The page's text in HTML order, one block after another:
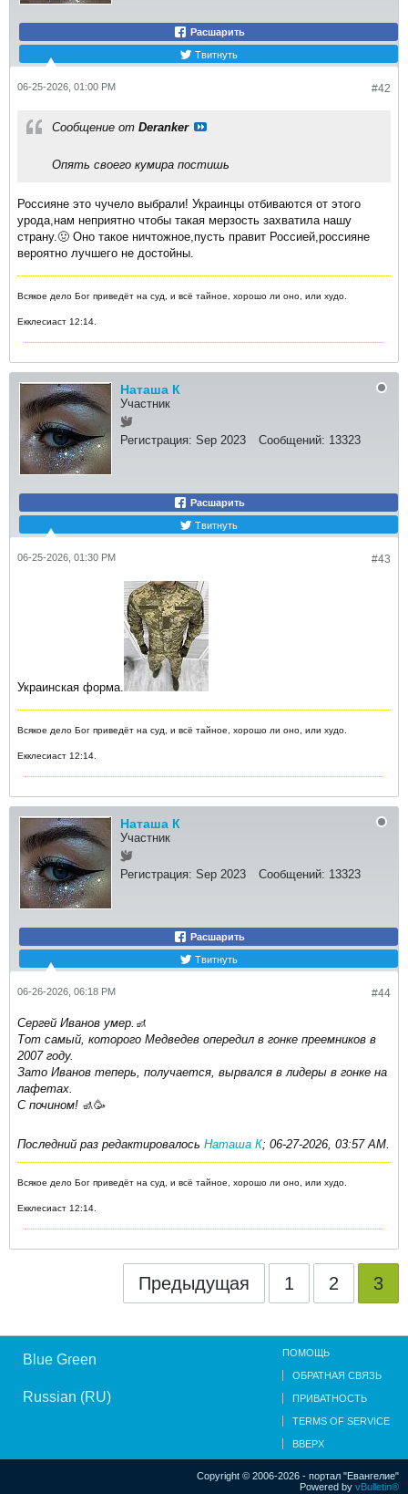
Расшарить
Твитнуть
#42
06-25-2026, 01:00 PM
Сообщение от Deranker
Опять своего кумира постишь
Россияне это чучело выбрали! Украинцы отбиваются от этого
урода,нам неприятно чтобы такая мерзость захватила нашу
страну.🤢 Оно такое ничтожное,пусть правит Россией,россияне
вероятно лучшего не достойны.
Всякое дело Бог приведёт на суд, и всё тайное, хорошо ли оно, или худо.
Екклесиаст 12:14.
Наташа К
Участник
Регистрация: Sep 2023 Сообщений: 13323
Расшарить
Твитнуть
#43
06-25-2026, 01:30 PM
Украинская форма.
Всякое дело Бог приведёт на суд, и всё тайное, хорошо ли оно, или худо.
Екклесиаст 12:14.
Наташа К
Участник
Регистрация: Sep 2023 Сообщений: 13323
Расшарить
Твитнуть
#44
06-26-2026, 06:18 PM
Сергей Иванов умер.🚮
Тот самый, которого Медведев опередил в гонке преемников в
2007 году.
Зато Иванов теперь, получается, вырвался в лидеры в гонке на
лафетах.
С почином! 🚮🥳
Последний раз редактировалось Наташа К; 06-27-2026, 03:57 AM.
Всякое дело Бог приведёт на суд, и всё тайное, хорошо ли оно, или худо.
Екклесиаст 12:14.
Предыдущая 1 2 3
Blue Green
Russian (RU)
ПОМОЩЬ
ОБРАТНАЯ СВЯЗЬ
ПРИВАТНОСТЬ
TERMS OF SERVICE
ВВЕРХ
Copyright © 2006-2026 - портал "Евангелие"
Powered by vBulletin®